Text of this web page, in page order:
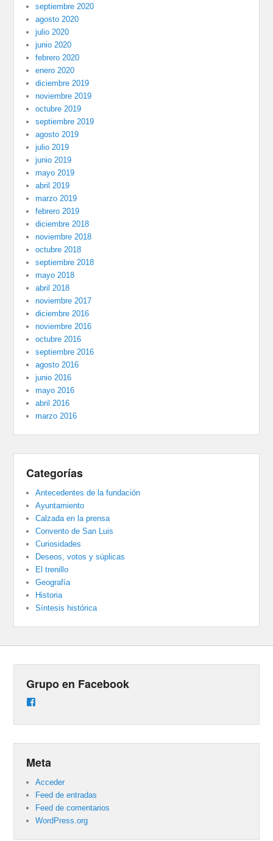
septiembre 2020
agosto 2020
julio 2020
junio 2020
febrero 2020
enero 2020
diciembre 2019
noviembre 2019
octubre 2019
septiembre 2019
agosto 2019
julio 2019
junio 2019
mayo 2019
abril 2019
marzo 2019
febrero 2019
diciembre 2018
noviembre 2018
octubre 2018
septiembre 2018
mayo 2018
abril 2018
noviembre 2017
diciembre 2016
noviembre 2016
octubre 2016
septiembre 2016
agosto 2016
junio 2016
mayo 2016
abril 2016
marzo 2016
Categorías
Antecedentes de la fundación
Ayuntamiento
Calzada en la prensa
Convento de San Luis
Curiosidades
Deseos, votos y súplicas
El trenillo
Geografía
Historia
Síntesis histórica
Grupo en Facebook
en
Meta
Acceder
Feed de entradas
Feed de comentarios
WordPress.org